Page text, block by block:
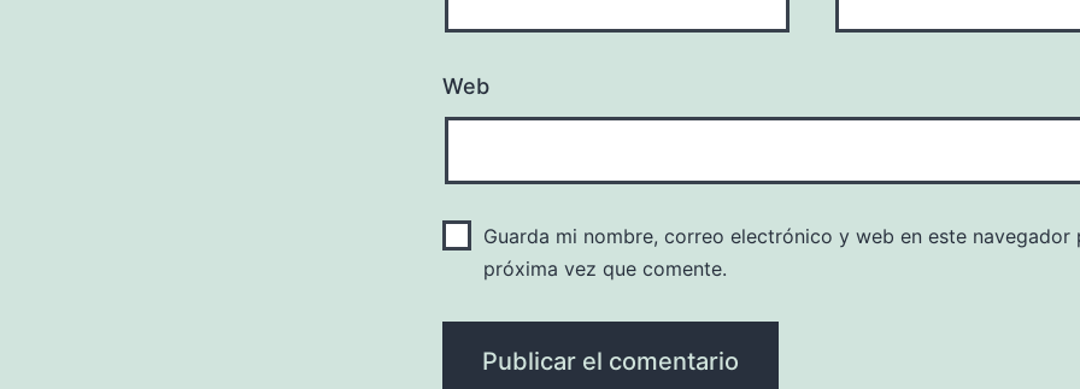
Web
Guarda mi nombre, correo electrónico y web en este navegador
próxima vez que comente.